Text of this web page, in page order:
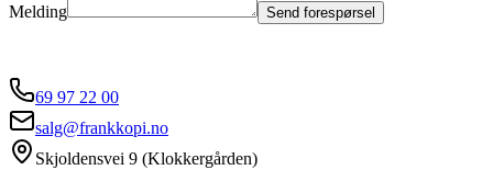
Melding Send forespørsel
69 97 22 00
salg@frankkopi.no
Skjoldensvei 9 (Klokkergården)